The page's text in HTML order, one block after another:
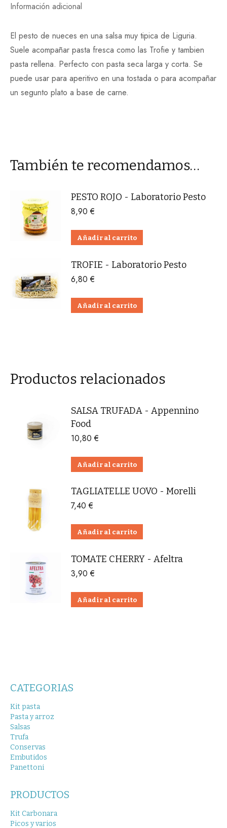
Información adicional
El pesto de nueces en una salsa muy tipica de Liguria.
Suele acompañar pasta fresca como las Trofie y tambien
pasta rellena. Perfecto con pasta seca larga y corta. Se
puede usar para aperitivo en una tostada o para acompañar
un segunto plato a base de carne.
También te recomendamos…
PESTO ROJO - Laboratorio Pesto
8,90€
Añadir al carrito
TROFIE - Laboratorio Pesto
6,80€
Añadir al carrito
Productos relacionados
SALSA TRUFADA - Appennino
Food
10,80€
Añadir al carrito
TAGLIATELLE UOVO - Morelli
7,40€
Añadir al carrito
TOMATE CHERRY - Afeltra
3,90€
Añadir al carrito
CATEGORIAS
Kit pasta
Pasta y arroz
Salsas
Trufa
Conservas
Embutidos
Panettoni
PRODUCTOS
Kit Carbonara
Picos y varios